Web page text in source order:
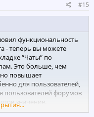
#15
функциональность
- теперь вы можете
“Чаты” по
Это больше, чем
повышает
для пользователей,
пользователей форумов
значение.
схему, которой